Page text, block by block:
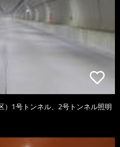
）1号トンネル、2号トンネル照明